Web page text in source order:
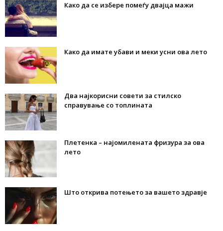
Како да се избере помеѓу двајца мажи
Како да имате убави и меки усни ова лето
Два најкорисни совети за стилско
справување со топлината
Плетенка – најомилената фризура за ова
лето
Што открива потењето за вашето здравје